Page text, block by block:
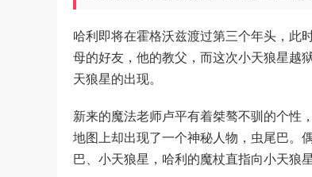
哈利即将在霍格沃兹渡过第三个年头，此
母的好友，他的教父，而这次小天狼星越
天狼星的出现。
新来的魔法老师卢平有着桀骜不驯的个性
地图上却出现了一个神秘人物，虫尾巴。
巴、小天狼星，哈利的魔杖直指向小天